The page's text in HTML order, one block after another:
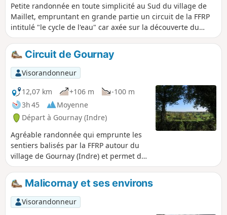
Petite randonnée en toute simplicité au Sud du village de
Maillet, empruntant en grande partie un circuit de la FFRP
intitulé "le cycle de l'eau" car axée sur la découverte du
cheminement et de l'usage de l'eau fait ici par le Syndicat
des Eaux.
Circuit de Gournay
Visorandonneur
12,07 km
+106 m
-100 m
3h 45
Moyenne
Départ à Gournay (Indre)
Agréable randonnée qui emprunte les
sentiers balisés par la FFRP autour du
village de Gournay (Indre) et permet de
découvrir les prairies avoisinantes par
quelques jolis points de vue.
Malicornay et ses environs
Visorandonneur